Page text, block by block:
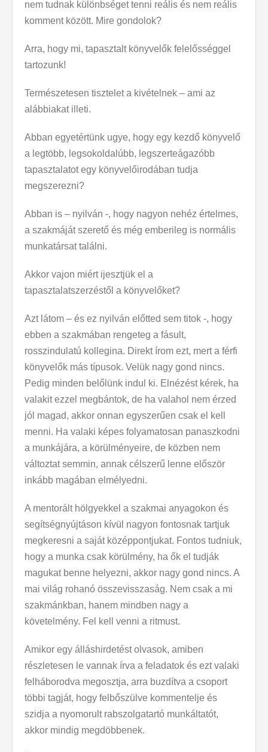
nem tudnak különbséget tenni reális és nem reális
komment között. Mire gondolok?
Arra, hogy mi, tapasztalt könyvelők felelősséggel
tartozunk!
Természetesen tisztelet a kivételnek – ami az
alábbiakat illeti.
Abban egyetértünk ugye, hogy egy kezdő könyvelő
a legtöbb, legsokoldalúbb, legszerteágazóbb
tapasztalatot egy könyvelőirodában tudja
megszerezni?
Abban is – nyilván -, hogy nagyon nehéz értelmes,
a szakmáját szerető és még emberileg is normális
munkatársat találni.
Akkor vajon miért ijesztjük el a
tapasztalatszerzéstől a könyvelőket?
Azt látom – és ez nyilván előtted sem titok -, hogy
ebben a szakmában rengeteg a fásult,
rosszindulatú kollegina. Direkt írom ezt, mert a férfi
könyvelők más típusok. Velük nagy gond nincs.
Pedig minden belőlünk indul ki. Elnézést kérek, ha
valakit ezzel megbántok, de ha valahol nem érzed
jól magad, akkor onnan egyszerűen csak el kell
menni. Ha valaki képes folyamatosan panaszkodni
a munkájára, a körülményeire, de közben nem
változtat semmin, annak célszerű lenne először
inkább magában elmélyedni.
A mentorált hölgyekkel a szakmai anyagokon és
segítségnyújtáson kívül nagyon fontosnak tartjuk
megkeresni a saját középpontjukat. Fontos tudniuk,
hogy a munka csak körülmény, ha ők el tudják
magukat benne helyezni, akkor nagy gond nincs. A
mai világ rohanó összevisszaság. Nem csak a mi
szakmánkban, hanem mindben nagy a
követelmény. Fel kell venni a ritmust.
Amikor egy álláshirdetést olvasok, amiben
részletesen le vannak írva a feladatok és ezt valaki
felháborodva megosztja, arra buzdítva a csoport
többi tagját, hogy felbőszülve kommentelje és
szidja a nyomorult rabszolgatartó munkáltatót,
akkor mindig megdöbbenek.